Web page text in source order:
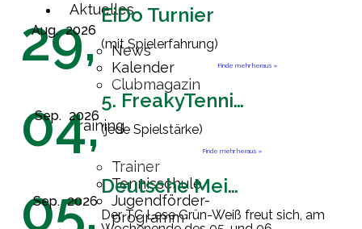
Aktuelles
News
Kalender
Clubmagazin
Training
Trainer
Tennisschule
Jugendförder-
programm
Aug.
29,
2026
EiDo Turnier
(mit Spielerfahrung)
Finde mehr heraus »
Sep.
04,
2026
5. FreakyTennisFriday
(jede Spielstärke)
Finde mehr heraus »
Sep.
05,
2026
Deutsche Meisterschaft Herren 60
Der TC Lese Grün-Weiß freut sich, am